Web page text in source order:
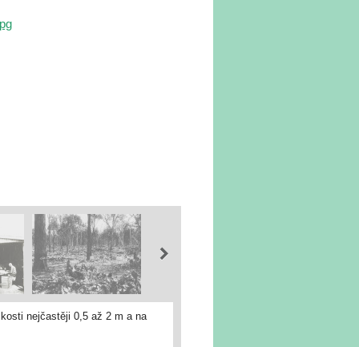
nejčastěji 0,5 až 2 m a na